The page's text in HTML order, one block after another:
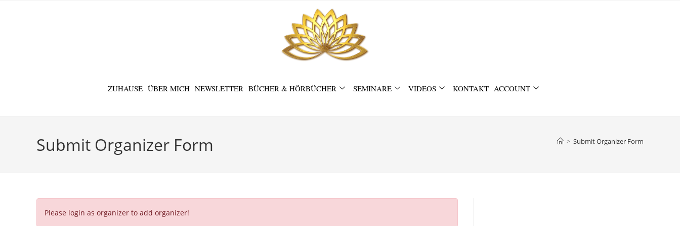
ZUHAUSE ÜBER MICH NEWSLETTER BÜCHER & HÖRBÜCHER SEMINARE VIDEOS KONTAKT ACCOUNT
Submit Organizer Form > Submit Organizer Form
Please login as organizer to add organizer!